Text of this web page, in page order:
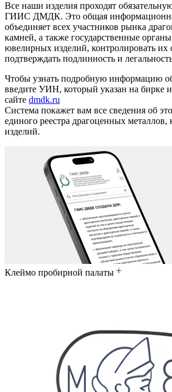
Все наши изделия проходят
ГИИС ДМДК. Это общая
объединяет всех участников рынка
камней, а также государственные
ювелирных изделий, контролировать их
подтверждать подлинность и
Чтобы узнать подробную информацию
введите УИН, который указан на бирке
сайте dmdk.ru
Система покажет вам все сведения об
единого реестра драгоценных
изделий.
Клеймо пробирной палаты